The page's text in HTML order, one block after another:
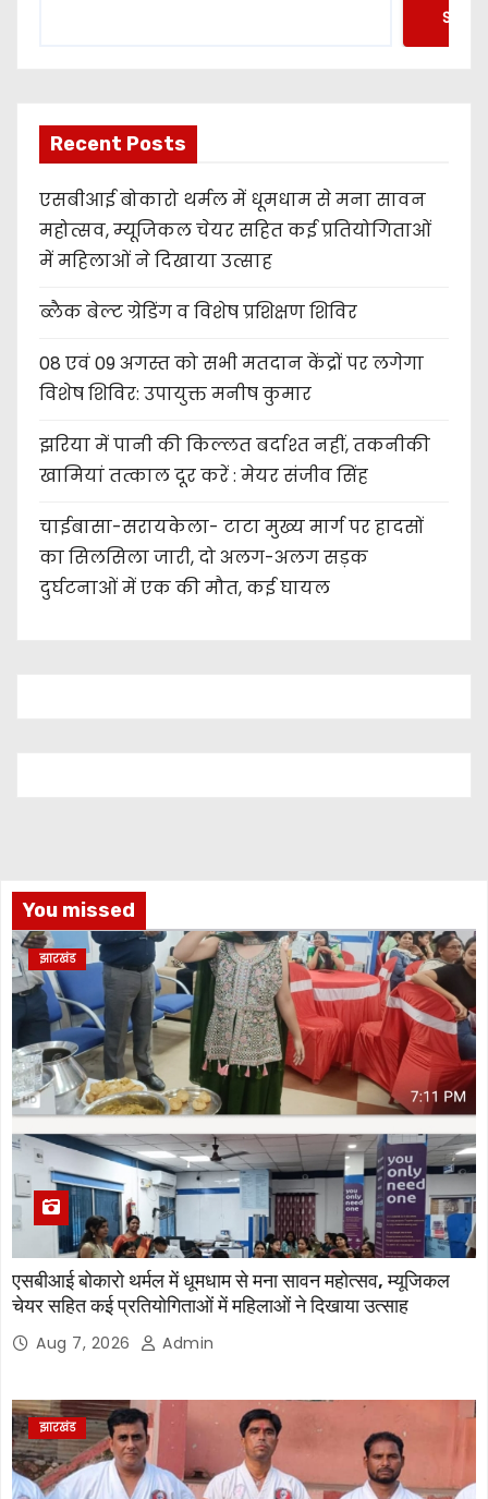
Recent Posts
एसबीआई बोकारो थर्मल में धूमधाम से मना सावन
महोत्सव, म्यूजिकल चेयर सहित कई प्रतियोगिताओं
में महिलाओं ने दिखाया उत्साह
ब्लैक बेल्ट ग्रेडिंग व विशेष प्रशिक्षण शिविर
08 एवं 09 अगस्त को सभी मतदान केंद्रों पर लगेगा
विशेष शिविर: उपायुक्त मनीष कुमार
झरिया में पानी की किल्लत बर्दाश्त नहीं, तकनीकी
खामियां तत्काल दूर करें : मेयर संजीव सिंह
चाईबासा-सरायकेला- टाटा मुख्य मार्ग पर हादसों
का सिलसिला जारी, दो अलग-अलग सड़क
दुर्घटनाओं में एक की मौत, कई घायल
You missed
झारखंड
एसबीआई बोकारो थर्मल में धूमधाम से मना सावन महोत्सव, म्यूजिकल
चेयर सहित कई प्रतियोगिताओं में महिलाओं ने दिखाया उत्साह
Aug 7, 2026 Admin
झारखंड